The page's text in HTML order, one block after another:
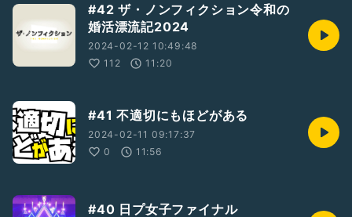
#42 ザ・ノンフィクション令和の
婚活漂流記2024
2024-02-12 10:49:48
112
11:20
#41 不適切にもほどがある
2024-02-11 09:17:37
0
11:56
#40 日プ女子ファイナル